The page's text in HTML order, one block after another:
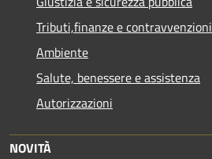
Tributi,finanze e contravvenzioni
Ambiente
Salute, benessere e assistenza
Autorizzazioni
NOVITÀ